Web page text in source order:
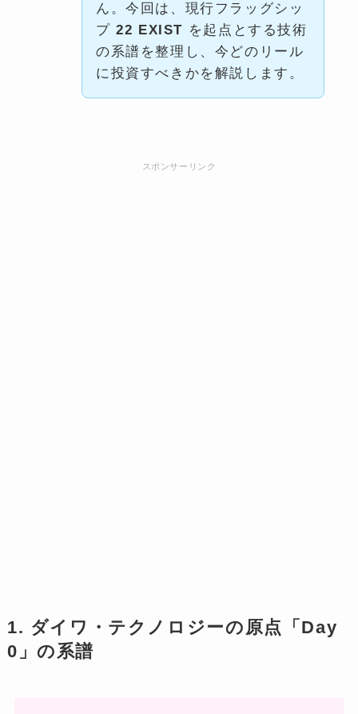
ん。今回は、現行フラッグシッ
プ22 EXIST を起点とする技術
の系譜を整理し、今どのリール
に投資すべきかを解説します。
スポンサーリンク
1. ダイワ・テクノロジーの原点「Day
0」の系譜